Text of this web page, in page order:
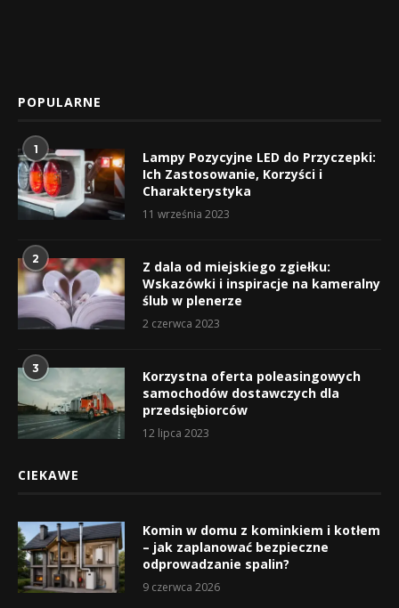
POPULARNE
1
Lampy Pozycyjne LED do Przyczepki:
Ich Zastosowanie, Korzyści i
Charakterystyka
11 września 2023
2
Z dala od miejskiego zgiełku:
Wskazówki i inspiracje na kameralny
ślub w plenerze
2 czerwca 2023
3
Korzystna oferta poleasingowych
samochodów dostawczych dla
przedsiębiorców
12 lipca 2023
CIEKAWE
Komin w domu z kominkiem i kotłem
– jak zaplanować bezpieczne
odprowadzanie spalin?
9 czerwca 2026